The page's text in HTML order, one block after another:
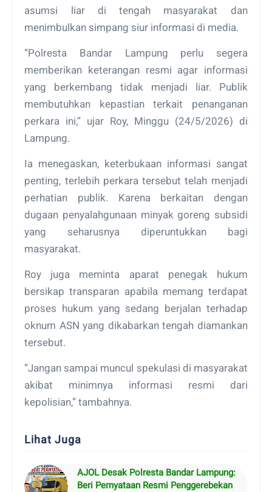
asumsi liar di tengah masyarakat dan
menimbulkan simpang siur informasi di media.
“Polresta Bandar Lampung perlu segera
memberikan keterangan resmi agar informasi
yang berkembang tidak menjadi liar. Publik
membutuhkan kepastian terkait penanganan
perkara ini,” ujar Roy, Minggu (24/5/2026) di
Lampung.
Ia menegaskan, keterbukaan informasi sangat
penting, terlebih perkara tersebut telah menjadi
perhatian publik. Karena berkaitan dengan
dugaan penyalahgunaan minyak goreng subsidi
yang seharusnya diperuntukkan bagi
masyarakat.
Roy juga meminta aparat penegak hukum
bersikap transparan apabila memang terdapat
proses hukum yang sedang berjalan terhadap
oknum ASN yang dikabarkan tengah diamankan
tersebut.
“Jangan sampai muncul spekulasi di masyarakat
akibat minimnya informasi resmi dari
kepolisian,” tambahnya.
Lihat Juga
AJOL Desak Polresta Bandar Lampung:
Beri Pernyataan Resmi Penggerebekan